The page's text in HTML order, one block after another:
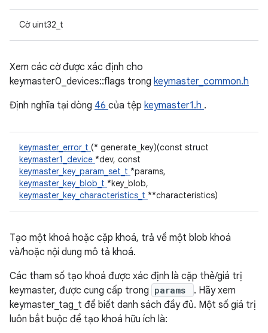
Cờ uint32_t
Xem các cờ được xác định cho
keymaster0_devices::flags trong keymaster_common.h
Định nghĩa tại dòng 46 của tệp keymaster1.h .
keymaster_error_t (* generate_key)(const struct
keymaster1_device *dev, const
keymaster_key_param_set_t *params,
keymaster_key_blob_t *key_blob,
keymaster_key_characteristics_t **characteristics)
Tạo một khoá hoặc cặp khoá, trả về một blob khoá
và/hoặc nội dung mô tả khoá.
Các tham số tạo khoá được xác định là cặp thẻ/giá trị
keymaster, được cung cấp trong params
. Hãy xem
keymaster_tag_t để biết danh sách đầy đủ. Một số giá trị
luôn bắt buộc để tạo khoá hữu ích là: